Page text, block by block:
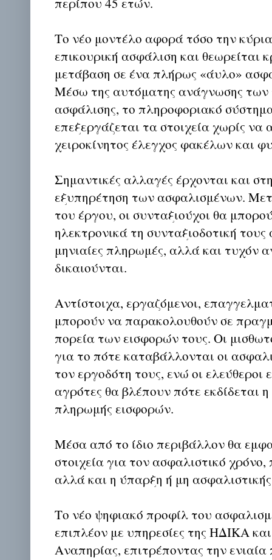
Το νέο μοντέλο αφορά τόσο την
επικουρική ασφάλιση και θεωρείται
μετάβαση σε ένα πλήρως «άυλο»
Μέσω της αυτόματης ανάγνωσης
ασφάλισης, το πληροφοριακό
επεξεργάζεται τα στοιχεία χωρίς να
χειροκίνητος έλεγχος φακέλων και
Σημαντικές αλλαγές έρχονται και
εξυπηρέτηση των ασφαλισμένων.
του έργου, οι συνταξιούχοι θα
ηλεκτρονικά τη συνταξιοδοτική
μηνιαίες πληρωμές, αλλά και τυχόν
δικαιούνται.
Αντίστοιχα, εργαζόμενοι,
μπορούν να παρακολουθούν σε
πορεία των εισφορών τους. Οι
για το πότε καταβάλλονται οι
τον εργοδότη τους, ενώ οι ελεύθεροι
αγρότες θα βλέπουν πότε εκδίδεται
πληρωμής εισφορών.
Μέσα από το ίδιο περιβάλλον θα
στοιχεία για τον ασφαλιστικό χρόνο,
αλλά και η ύπαρξη ή μη
Το νέο ψηφιακό προφίλ του
επιπλέον με υπηρεσίες της ΗΔΙΚΑ
Αναπηρίας, επιτρέποντας την